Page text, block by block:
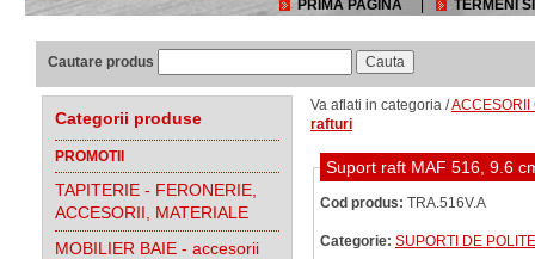
PRIMA PAGINA TERMENI
Cautare produs
Categorii produse
PROMOTII
TAPITERIE - FERONERIE,
ACCESORII, MATERIALE
MOBILIER BAIE - accesorii
Va aflati in categoria /ACCESORII
rafturi
Suport raft MAF 516, 9.6
Cod produs: TRA.516V.A
Categorie: SUPORTI DE